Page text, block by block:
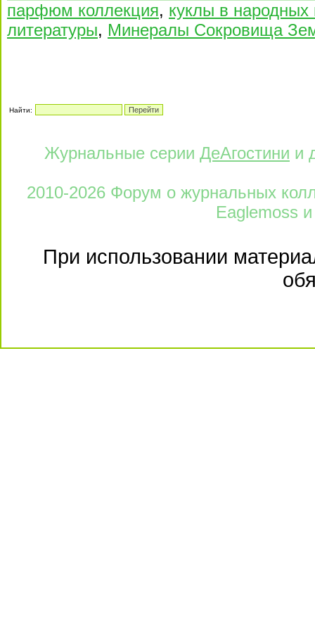
парфюм коллекция, куклы в народных
литературы, Минералы Сокровища
Найти:
Журнальные серии ДеАгостини и
2010-2026 Форум о журнальных
Eaglemoss и
При использовании